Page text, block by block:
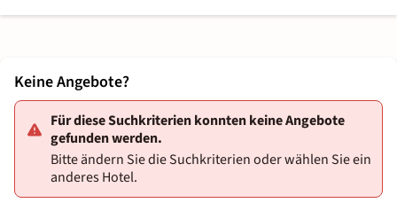
Keine Angebote?
Für diese Suchkriterien konnten keine Angebote
gefunden werden.
Bitte ändern Sie die Suchkriterien oder wählen Sie ein
anderes Hotel.